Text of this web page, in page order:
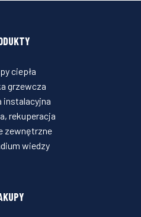
ciepła
grzewcza
instalacyjna
rekuperacja
zewnętrzne
wiedzy